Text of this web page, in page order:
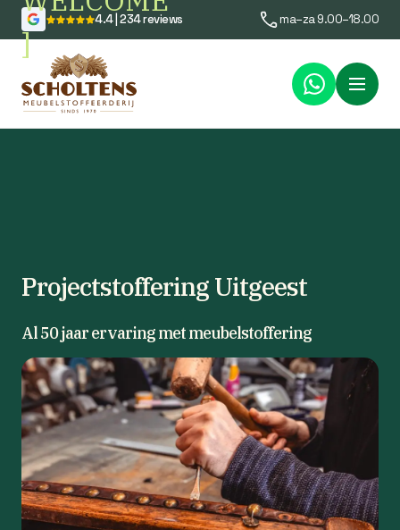
]
4.4 | 234 reviews ma–za 9.00–18.00
Menu
Projectstoffering Uitgeest
Al 50 jaar ervaring met meubelstoffering